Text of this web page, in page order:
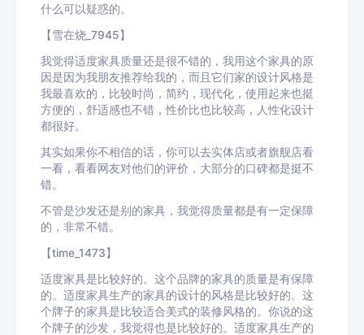
什么可以疑惑的。
【雪在烧_7945】
我觉得适度家具质量还是很不错的，我用这个家具的原
因是因为我朋友推荐给我的，而且它们家的设计风格是
我最喜欢的，比较时尚，简约，现代化，使用起来也挺
方便的，舒适感也不错，性价比也比较高，人性化设计
都很好。
其实如果你不相信的话，你可以去实体店或者旗舰店看
一看，看看网友对他们的评价，大部分的口碑都是挺不
错。
不管是沙发还是别的家具，我觉得质量都是有一定保障
的，非常不错。
【time_1473】
适度家具是比较好的。这个品牌的家具的质量是有保障
的。适度家具生产的家具的设计的风格是比较好的。这
个牌子的家具是比较适合美式的装修风格的。你说的这
个牌子的沙发，我觉得也是比较好的。适度家具生产的